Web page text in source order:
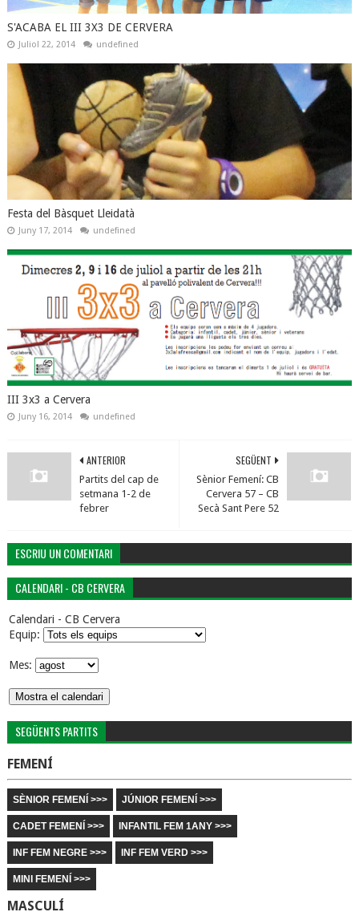
S'ACABA EL III 3X3 DE CERVERA
Juliol 22, 2014 undefined
Festa del Bàsquet Lleidatà
Juny 17, 2014 undefined
III 3x3 a Cervera
Juny 16, 2014 undefined
SEGÜENT
Sènior Femení: CB
Cervera 57 – CB
Secà Sant Pere 52
ANTERIOR
Partits del cap de
setmana 1-2 de
febrer
ESCRIU UN COMENTARI
CALENDARI - CB CERVERA
Calendari - CB Cervera
Equip:
Mes:
SEGÜENTS PARTITS
FEMENÍ
SÈNIOR FEMENÍ >>> JÚNIOR FEMENÍ >>>
CADET FEMENÍ >>> INFANTIL FEM 1ANY >>>
INF FEM NEGRE >>> INF FEM VERD >>>
MINI FEMENÍ >>>
MASCULÍ